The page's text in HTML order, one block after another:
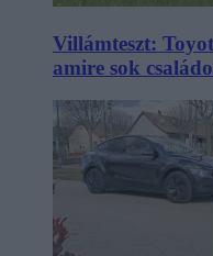
Villámteszt:
amire sok